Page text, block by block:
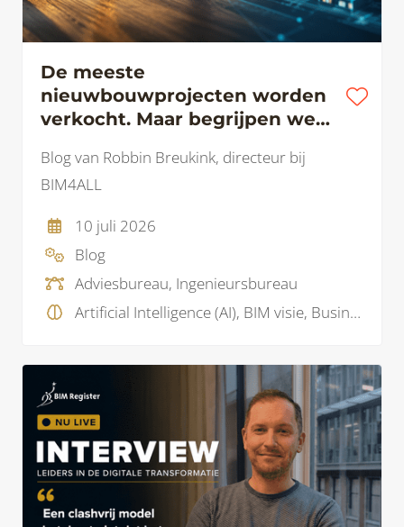
De meeste
nieuwbouwprojecten worden
verkocht. Maar begrijpen we
Blog van Robbin Breukink, directeur bij
BIM4ALL
10 juli 2026
Blog
Adviesbureau, Ingenieursbureau
Artificial Intelligence (AI), BIM visie, Business Intelligence , Data